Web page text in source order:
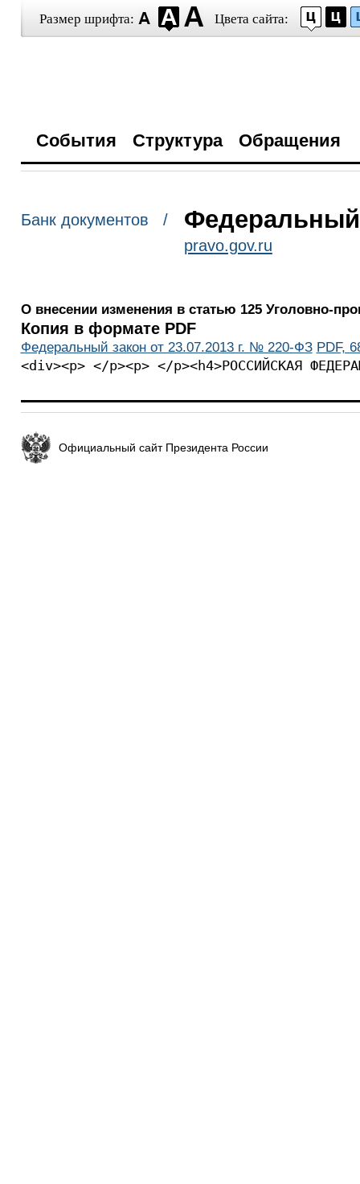
Размер шрифта: Цвета сайта:
События Структура Обращения
Банк документов / Федеральный
pravo.gov.ru
О внесении изменения в статью 125 Уголовно-
Копия в формате PDF
Федеральный закон от 23.07.2013 г. № 220-ФЗ PDF,
<div><p> </p><p> </p><h4>РОССИЙСКАЯ
Официальный сайт Президента России